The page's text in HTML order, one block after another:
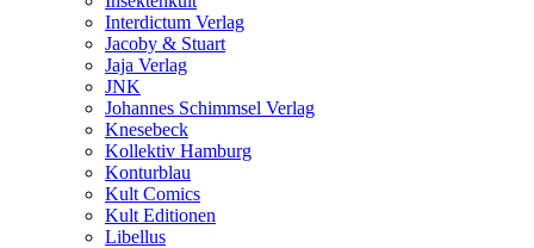
Interdictum Verlag
Jacoby & Stuart
Jaja Verlag
JNK
Johannes Schimmsel Verlag
Knesebeck
Kollektiv Hamburg
Konturblau
Kult Comics
Kult Editionen
Libellus